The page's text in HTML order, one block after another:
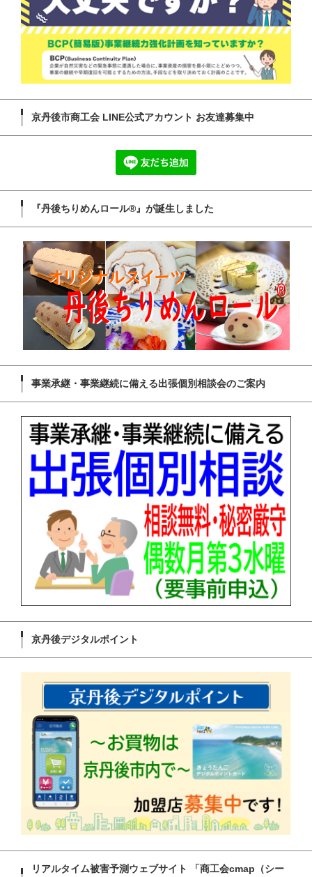
京丹後市商工会 LINE公式アカウント お友達募集中
『丹後ちりめんロール®』が誕生しました
事業承継・事業継続に備える出張個別相談会のご案内
京丹後デジタルポイント
リアルタイム被害予測ウェブサイト 「商工会cmap（シー